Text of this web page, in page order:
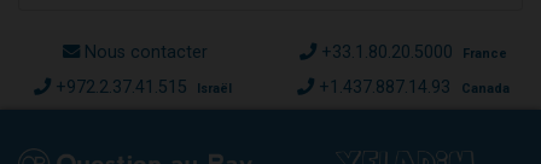
Nous contacter +33.1.80.20.5000 France
+972.2.37.41.515 Israël +1.437.887.14.93 Canada